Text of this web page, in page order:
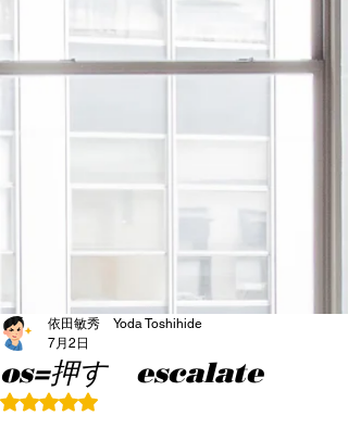
os=押す escalate
依田敏秀 Yoda Toshihide
7月2日
5つ星のうちNaNと評価されています。